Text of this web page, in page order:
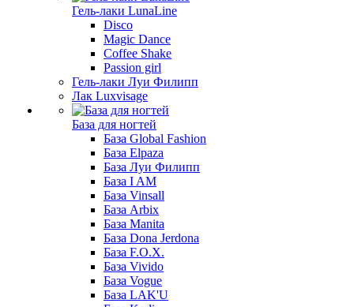
Гель-лаки LunaLine
Disco
Magic Dance
Coffee Shake
Passion girl
Гель-лаки Луи Филипп
Лак Luxvisage
База для ногтей
База Global Fashion
База Elpaza
База Луи Филипп
База I AM
База Vinsall
База Arbix
База Manita
База Dona Jerdona
База F.O.X.
База Vivido
База Vogue
База LAK'U